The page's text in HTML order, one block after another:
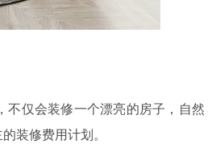
不仅会装修一个漂亮的房子，自然
装修费用计划。